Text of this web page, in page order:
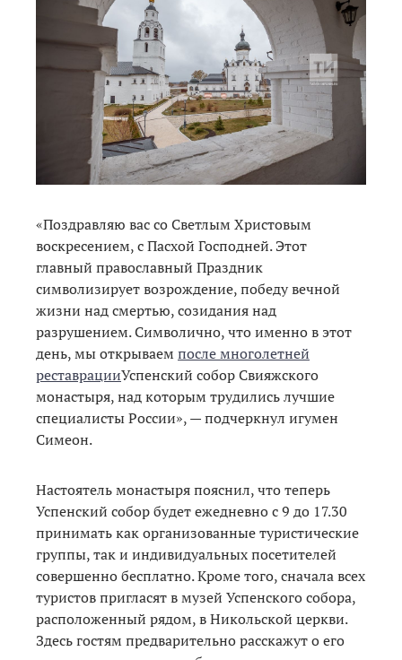
«Поздравляю вас со Светлым Христовым
воскресением, с Пасхой Господней. Этот
главный православный Праздник
символизирует возрождение, победу вечной
жизни над смертью, созидания над
разрушением. Символично, что именно в этот
день, мы открываем после многолетней
реставрацииУспенский собор Свияжского
монастыря, над которым трудились лучшие
специалисты России», — подчеркнул игумен
Симеон.
Настоятель монастыря пояснил, что теперь
Успенский собор будет ежедневно с 9 до 17.30
принимать как организованные туристические
группы, так и индивидуальных посетителей
совершенно бесплатно. Кроме того, сначала всех
туристов пригласят в музей Успенского собора,
расположенный рядом, в Никольской церкви.
Здесь гостям предварительно расскажут о его